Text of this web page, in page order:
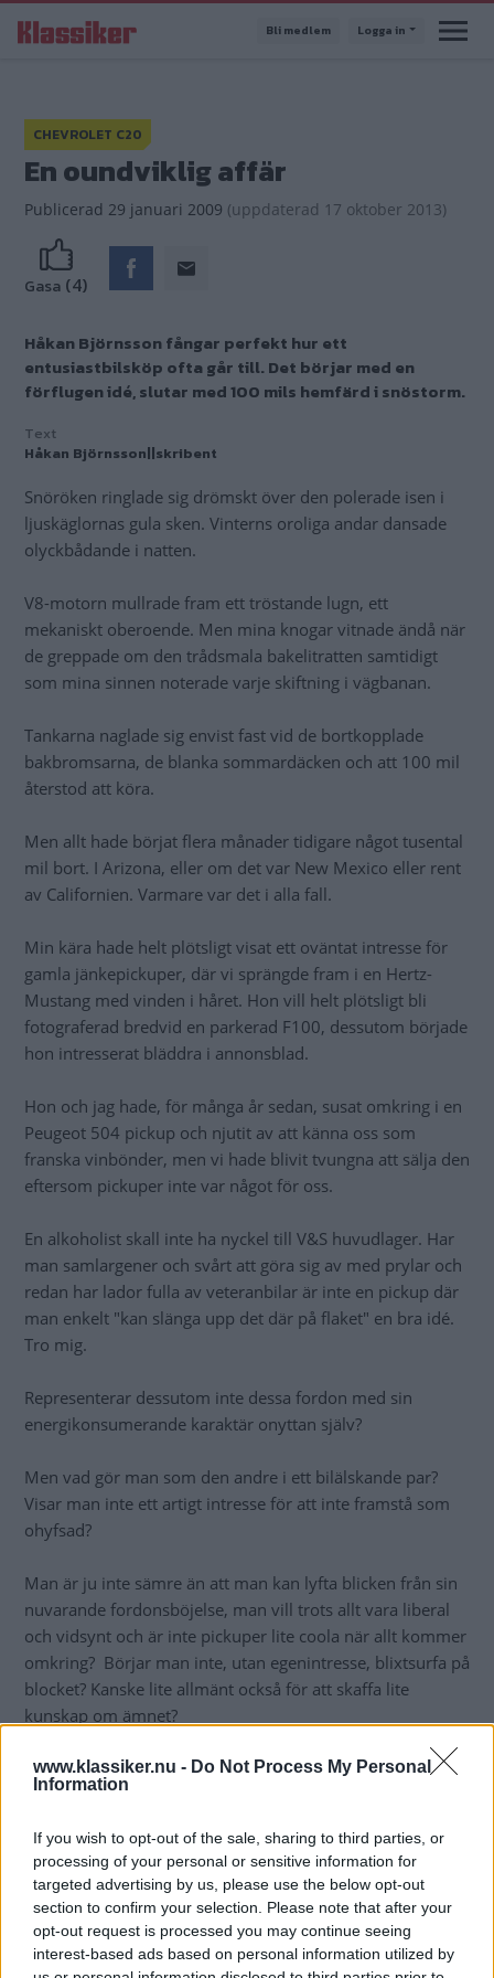
www.klassiker.nu - Do Not Process My Personal
Information
If you wish to opt-out of the sale, sharing to third parties, or
processing of your personal or sensitive information for
targeted advertising by us, please use the below opt-out
section to confirm your selection. Please note that after your
opt-out request is processed you may continue seeing
interest-based ads based on personal information utilized by
till
Bli medlem Logga in
CHEVROLET C20
En oundviklig affär
Publicerad 29 januari 2009 (uppdaterad 17 oktober 2013)
Gasa (4)
Håkan Björnsson fångar perfekt hur ett
entusiastbilsköp ofta går till. Det börjar med en
förflugen idé, slutar med 100 mils hemfärd i snöstorm.
Text
Håkan Björnsson||skribent
Snöröken ringlade sig drömskt över den polerade isen i
ljuskäglornas gula sken. Vinterns oroliga andar dansade
olyckbådande i natten.
V8-motorn mullrade fram ett tröstande lugn, ett
mekaniskt oberoende. Men mina knogar vitnade ändå när
de greppade om den trådsmala bakelitratten samtidigt
som mina sinnen noterade varje skiftning i vägbanan.
Tankarna naglade sig envist fast vid de bortkopplade
bakbromsarna, de blanka sommardäcken och att 100 mil
återstod att köra.
Men allt hade börjat flera månader tidigare något tusental
mil bort. I Arizona, eller om det var New Mexico eller rent
av Californien. Varmare var det i alla fall.
Min kära hade helt plötsligt visat ett oväntat intresse för
gamla jänkepickuper, där vi sprängde fram i en Hertz-
Mustang med vinden i håret. Hon vill helt plötsligt bli
fotograferad bredvid en parkerad F100, dessutom började
hon intresserat bläddra i annonsblad.
Hon och jag hade, för många år sedan, susat omkring i en
Peugeot 504 pickup och njutit av att känna oss som
franska vinbönder, men vi hade blivit tvungna att sälja den
eftersom pickuper inte var något för oss.
En alkoholist skall inte ha nyckel till V&S huvudlager. Har
man samlargener och svårt att göra sig av med prylar och
redan har lador fulla av veteranbilar är inte en pickup där
man enkelt "kan slänga upp det där på flaket" en bra idé.
Tro mig.
Representerar dessutom inte dessa fordon med sin
energikonsumerande karaktär onyttan själv?
Men vad gör man som den andre i ett bilälskande par?
Visar man inte ett artigt intresse för att inte framstå som
ohyfsad?
Man är ju inte sämre än att man kan lyfta blicken från sin
nuvarande fordonsböjelse, man vill trots allt vara liberal
och vidsynt och är inte pickuper lite coola när allt kommer
omkring? Börjar man inte, utan egenintresse, blixtsurfa på
blocket? Kanske lite allmänt också för att skaffa lite
kunskap om ämnet?
Det gjorde i alla fall jag. Coola var dom. Pickuperna.
Började diskutera denna fordonstyp i det gemensamma
Allt som sedan skedde sedan var lika ödesbestämt som att
en kedja möter sitt kugghjul. Men varje rörelse mot
pickupen förnekades bestämt. Mercedes 170S-V:n skulle
ju igång. Det var prioritet ett. Det visste vi båda.